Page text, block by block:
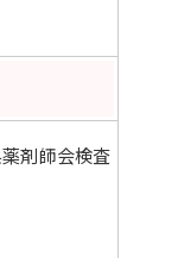
剤師会検査